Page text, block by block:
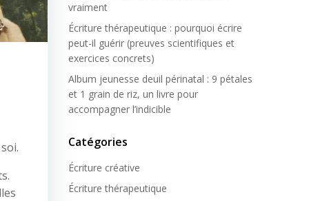
vraiment
Écriture thérapeutique : pourquoi écrire
peut-il guérir (preuves scientifiques et
exercices concrets)
Album jeunesse deuil périnatal : 9 pétales
et 1 grain de riz, un livre pour
accompagner l’indicible
Catégories
Écriture créative
Écriture thérapeutique